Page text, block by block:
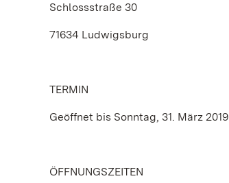
Schlossstraße 30
71634 Ludwigsburg
TERMIN
Geöffnet bis Sonntag, 31. März 2019
ÖFFNUNGSZEITEN